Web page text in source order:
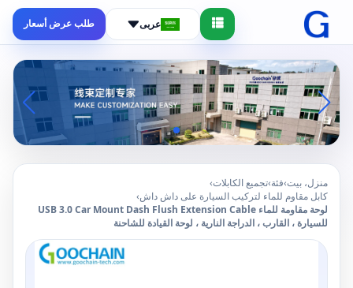
عربى طلب عرض أسعار
منزل، بيت›فئة›تجميع الكابلات›
كابل مقاوم للماء لتركيب السيارة على داش داش›
لوحة مقاومة للماء USB 3.0 Car Mount Dash Flush Extension Cable
للسيارة ، القارب ، الدراجة النارية ، لوحة القيادة للشاحنة